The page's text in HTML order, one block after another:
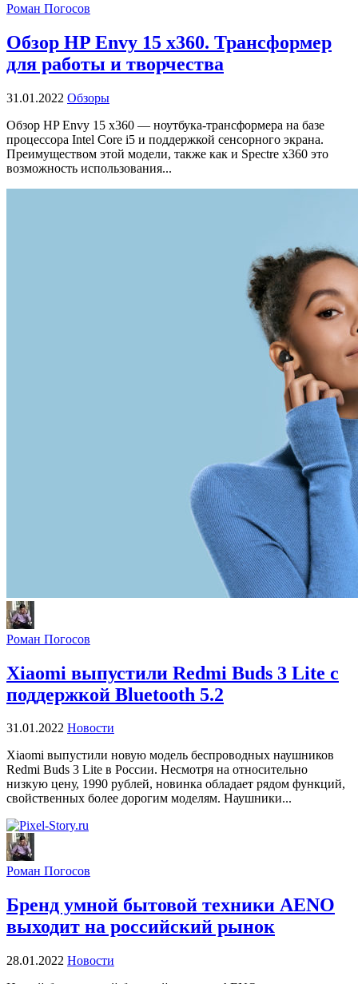
Роман Погосов
Обзор HP Envy 15 x360. Трансформер
для работы и творчества
31.01.2022 Обзоры
Обзор HP Envy 15 x360 — ноутбука-трансформера на базе
процессора Intel Core i5 и поддержкой сенсорного экрана.
Преимуществом этой модели, также как и Spectre x360 это
возможность использования...
Роман Погосов
Xiaomi выпустили Redmi Buds 3 Lite с
поддержкой Bluetooth 5.2
31.01.2022 Новости
Xiaomi выпустили новую модель беспроводных наушников
Redmi Buds 3 Lite в России. Несмотря на относительно
низкую цену, 1990 рублей, новинка обладает рядом функций,
свойственных более дорогим моделям. Наушники...
Роман Погосов
Бренд умной бытовой техники AENO
выходит на российский рынок
28.01.2022 Новости